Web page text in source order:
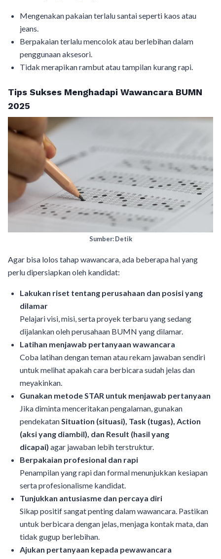
Mengenakan pakaian terlalu santai seperti kaos atau
jeans.
Berpakaian terlalu mencolok atau berlebihan dalam
penggunaan aksesori.
Tidak merapikan rambut atau tampilan kurang rapi.
Tips Sukses Menghadapi Wawancara BUMN
2025
Sumber: Detik
Agar bisa lolos tahap wawancara, ada beberapa hal yang
perlu dipersiapkan oleh kandidat:
Lakukan riset tentang perusahaan dan posisi yang
dilamar
Pelajari visi, misi, serta proyek terbaru yang sedang
dijalankan oleh perusahaan BUMN yang dilamar.
Latihan menjawab pertanyaan wawancara
Coba latihan dengan teman atau rekam jawaban sendiri
untuk melihat apakah cara berbicara sudah jelas dan
meyakinkan.
Gunakan metode STAR untuk menjawab pertanyaan
Jika diminta menceritakan pengalaman, gunakan
pendekatanSituation (situasi), Task (tugas), Action
(aksi yang diambil), dan Result (hasil yang
dicapai) agar jawaban lebih terstruktur.
Berpakaian profesional dan rapi
Penampilan yang rapi dan formal menunjukkan kesiapan
serta profesionalisme kandidat.
Tunjukkan antusiasme dan percaya diri
Sikap positif sangat penting dalam wawancara. Pastikan
untuk berbicara dengan jelas, menjaga kontak mata, dan
tidak gugup berlebihan.
Ajukan pertanyaan kepada pewawancara